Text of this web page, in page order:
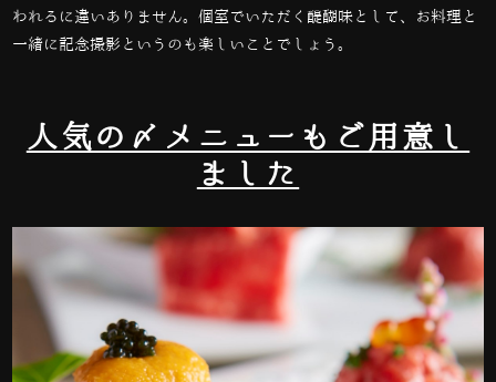
われるに違いありません。個室でいただく醍醐味として、お料理と
一緒に記念撮影というのも楽しいことでしょう。
人気の〆メニューもご用意し
ました